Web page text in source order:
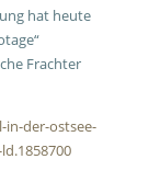
hat heute
Frachter
der-ostsee-